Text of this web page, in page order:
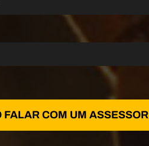
FALAR COM UM ASSESSOR